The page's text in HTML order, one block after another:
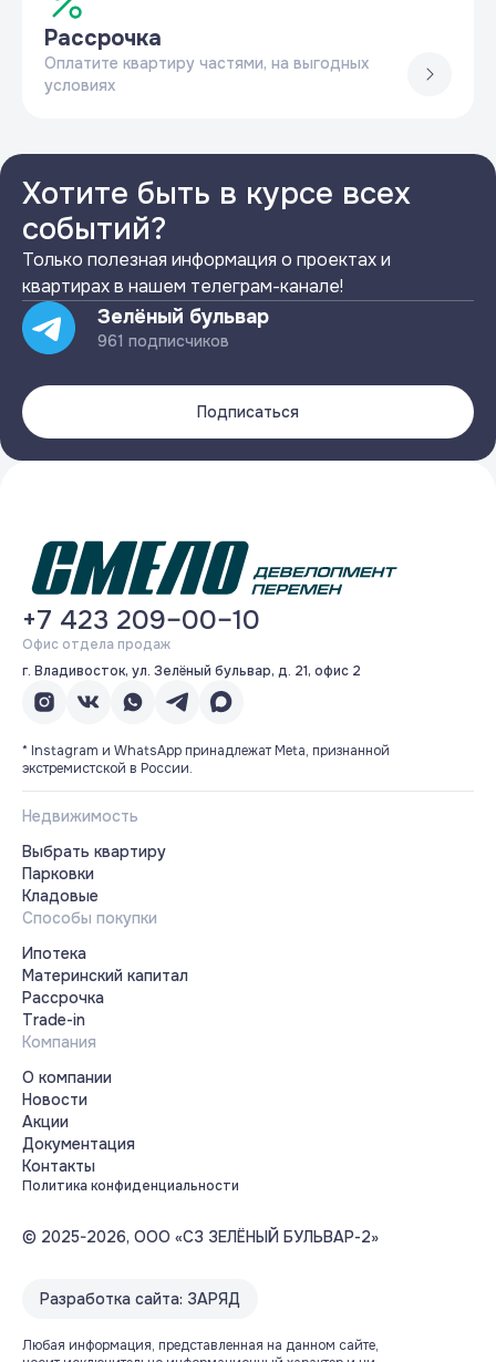
Рассрочка
Оплатите квартиру частями, на выгодных
условиях
Хотите быть в курсе всех
событий?
Только полезная информация о проектах и
квартирах в нашем телеграм-канале!
Зелёный бульвар
961 подписчиков
Подписаться
+7 423 209–00–10
Офис отдела продаж
г. Владивосток, ул. Зелёный бульвар, д. 21, офис 2
* Instagram и WhatsApp принадлежат Meta, признанной
экстремистской в России.
Недвижимость
Выбрать квартиру
Парковки
Кладовые
Способы покупки
Ипотека
Материнский капитал
Рассрочка
Trade-in
Компания
О компании
Новости
Акции
Документация
Контакты
Политика конфиденциальности
© 2025-2026, ООО «СЗ ЗЕЛЁНЫЙ БУЛЬВАР-2»
Разработка сайта: ЗАРЯД
Любая информация, представленная на данном сайте,